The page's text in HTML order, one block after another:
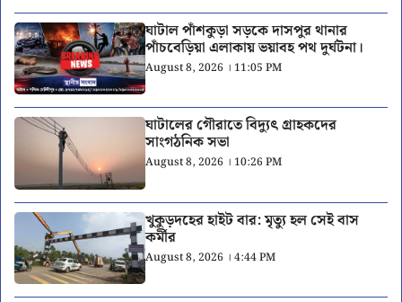
ঘাটাল পাঁশকুড়া সড়কে দাসপুর থানার
পাঁচবেড়িয়া এলাকায় ভয়াবহ পথ দুর্ঘটনা।
August 8, 2026 । 11:05 PM
ঘাটালের গৌরাতে বিদ্যুৎ গ্রাহকদের
সাংগঠনিক সভা
August 8, 2026 । 10:26 PM
খুকুড়দহের হাইট বার: মৃত্যু হল সেই বাস
কর্মীর
August 8, 2026 । 4:44 PM